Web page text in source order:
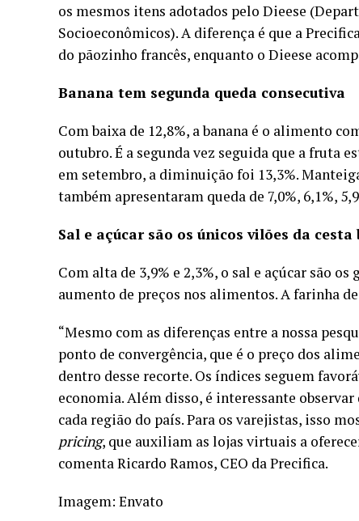
os mesmos itens adotados pelo Dieese
Socioeconômicos). A diferença é que a
do pãozinho francês, enquanto o Dieese
Banana tem segunda queda consecutiva
Com baixa de 12,8%, a banana é o alimento
outubro. É a segunda vez seguida que a fruta
em setembro, a diminuição foi 13,3%.
também apresentaram queda de 7,0%, 6,1%,
Sal e açúcar são os únicos vilões da cesta
Com alta de 3,9% e 2,3%, o sal e açúcar são
aumento de preços nos alimentos. A farinha
“Mesmo com as diferenças entre a nossa
ponto de convergência, que é o preço dos
dentro desse recorte. Os índices seguem
economia. Além disso, é interessante
cada região do país. Para os varejistas, isso
pricing, que auxiliam as lojas virtuais a
comenta Ricardo Ramos, CEO da Precifica.
Imagem: Envato